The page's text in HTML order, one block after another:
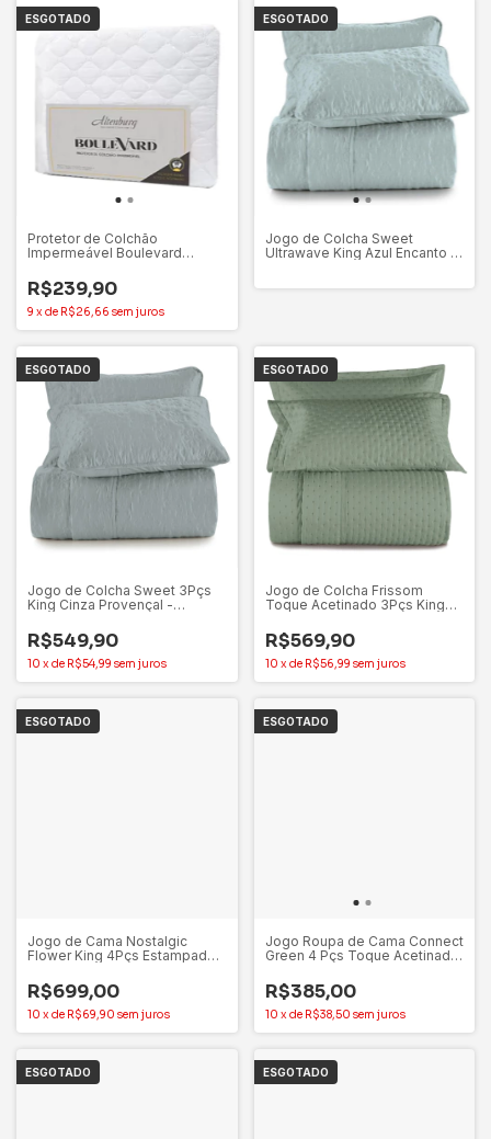
ESGOTADO
Protetor de Colchão
Impermeável Boulevard
R$239,90
9 xde R$26,66 sem juros
ESGOTADO
Jogo de Colcha Sweet
Ultrawave King Azul Encanto -
ESGOTADO
Jogo de Colcha Sweet 3Pçs
King Cinza Provençal -
R$549,90
10 xde R$54,99 sem juros
ESGOTADO
Jogo de Colcha Frissom
Toque Acetinado 3Pçs King
R$569,90
10 xde R$56,99 sem juros
ESGOTADO
Jogo de Cama Nostalgic
Flower King 4Pçs Estampado
R$699,00
10 xde R$69,90 sem juros
ESGOTADO
Jogo Roupa de Cama Connect
Green 4 Pçs Toque Acetinado
R$385,00
10 xde R$38,50 sem juros
ESGOTADO ESGOTADO